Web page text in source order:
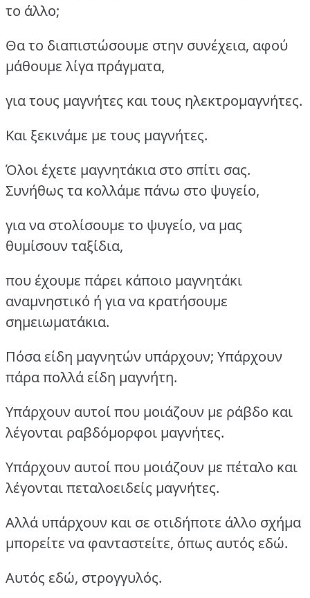
το άλλο;
Θα το διαπιστώσουμε στην συνέχεια, αφού
μάθουμε λίγα πράγματα,
για τους μαγνήτες και τους ηλεκτρομαγνήτες.
Και ξεκινάμε με τους μαγνήτες.
Όλοι έχετε μαγνητάκια στο σπίτι σας.
Συνήθως τα κολλάμε πάνω στο ψυγείο,
για να στολίσουμε το ψυγείο, να μας
θυμίσουν ταξίδια,
που έχουμε πάρει κάποιο μαγνητάκι
αναμνηστικό ή για να κρατήσουμε
σημειωματάκια.
Πόσα είδη μαγνητών υπάρχουν; Υπάρχουν
πάρα πολλά είδη μαγνήτη.
Υπάρχουν αυτοί που μοιάζουν με ράβδο και
λέγονται ραβδόμορφοι μαγνήτες.
Υπάρχουν αυτοί που μοιάζουν με πέταλο και
λέγονται πεταλοειδείς μαγνήτες.
Αλλά υπάρχουν και σε οτιδήποτε άλλο σχήμα
μπορείτε να φανταστείτε, όπως αυτός εδώ.
Αυτός εδώ, στρογγυλός.